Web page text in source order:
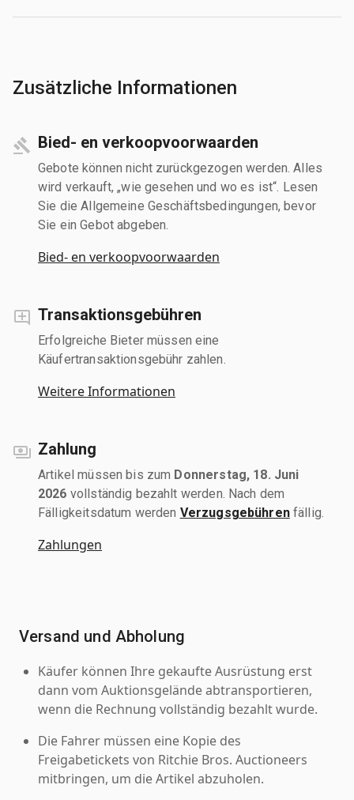
Zusätzliche Informationen
Bied- en verkoopvoorwaarden
Gebote können nicht zurückgezogen werden. Alles
wird verkauft, „wie gesehen und wo es ist“. Lesen
Sie die Allgemeine Geschäftsbedingungen, bevor
Sie ein Gebot abgeben.
Bied- en verkoopvoorwaarden
Transaktionsgebühren
Erfolgreiche Bieter müssen eine
Käufertransaktionsgebühr zahlen.
Weitere Informationen
Zahlung
Artikel müssen bis zum Donnerstag, 18. Juni
2026 vollständig bezahlt werden. Nach dem
Fälligkeitsdatum werden Verzugsgebührenfällig.
Zahlungen
Versand und Abholung
Käufer können Ihre gekaufte Ausrüstung erst
dann vom Auktionsgelände abtransportieren,
wenn die Rechnung vollständig bezahlt wurde.
Die Fahrer müssen eine Kopie des
Freigabetickets von Ritchie Bros. Auctioneers
mitbringen, um die Artikel abzuholen.